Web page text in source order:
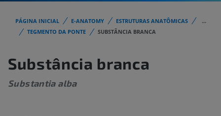
PÁGINA INICIAL E-ANATOMY ESTRUTURAS ANATÔMICAS
...
TEGMENTO DA PONTE
SUBSTÂNCIA BRANCA
Substância branca
Substantia alba